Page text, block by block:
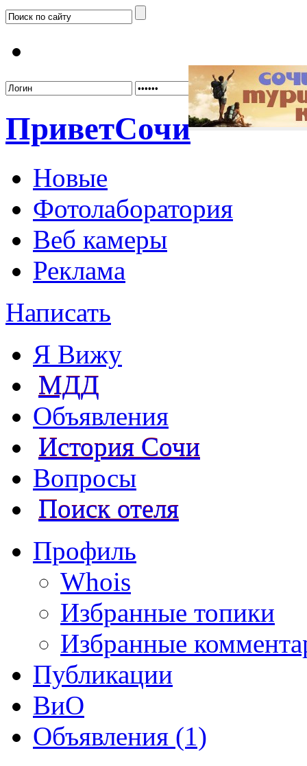
ПриветСочи
Новые
Фотолаборатория
Веб камеры
Реклама
Написать
Я Вижу
МДД
Объявления
История Сочи
Вопросы
Поиск отеля
Профиль
Whois
Избранные топики
Избранные
Публикации
ВиО
Объявления (1)